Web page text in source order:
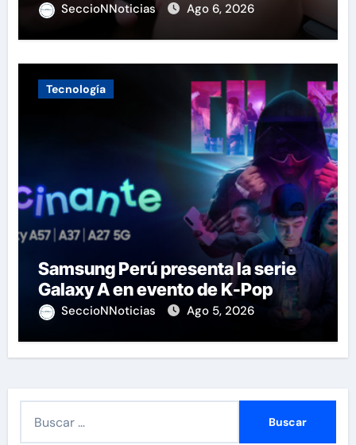
SeccioNNoticias Ago 6, 2026
Tecnología
Samsung Perú presenta la serie
Galaxy A en evento de K-Pop
SeccioNNoticias Ago 5, 2026